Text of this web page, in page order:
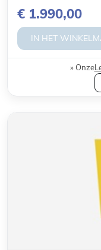
€ 1.990,00
IN HET
Onze